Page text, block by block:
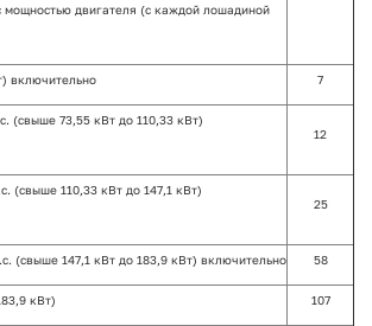
мощностью двигателя (с каждой лошадиной
включительно 7
(свыше 73,55 кВт до 110,33 кВт)
12
(свыше 110,33 кВт до 147,1 кВт)
25
(свыше 147,1 кВт до 183,9 кВт) включительно 58
кВт) 107